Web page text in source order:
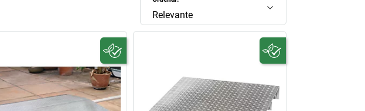
Relevante